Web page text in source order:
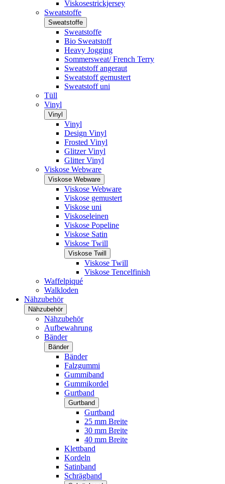
Viskosestrickjersey
Sweatstoffe
Sweatstoffe
Sweatstoffe
Bio Sweatstoff
Heavy Jogging
Sommersweat/ French Terry
Sweatstoff angeraut
Sweatstoff gemustert
Sweatstoff uni
Tüll
Vinyl
Vinyl
Vinyl
Design Vinyl
Frosted Vinyl
Glitzer Vinyl
Glitter Vinyl
Viskose Webware
Viskose Webware
Viskose Webware
Viskose gemustert
Viskose uni
Viskoseleinen
Viskose Popeline
Viskose Satin
Viskose Twill
Viskose Twill
Viskose Twill
Viskose Tencelfinish
Waffelpiqué
Walkloden
Nähzubehör
Nähzubehör
Nähzubehör
Aufbewahrung
Bänder
Bänder
Bänder
Falzgummi
Gummiband
Gummikordel
Gurtband
Gurtband
Gurtband
25 mm Breite
30 mm Breite
40 mm Breite
Klettband
Kordeln
Satinband
Schrägband